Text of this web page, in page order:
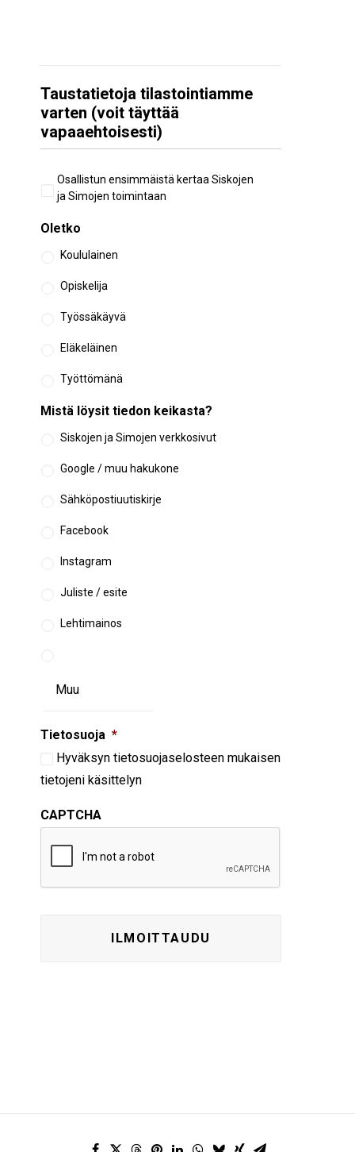
Taustatietoja tilastointiamme
varten (voit täyttää
vapaaehtoisesti)
Aiempi
osallistuminen
Osallistun ensimmäistä kertaa Siskojen
ja Simojen toimintaan
Oletko
Koululainen
Opiskelija
Työssäkäyvä
Eläkeläinen
Työttömänä
Mistä löysit tiedon keikasta?
Siskojen ja Simojen verkkosivut
Google / muu hakukone
Sähköpostiuutiskirje
Facebook
Instagram
Juliste / esite
Lehtimainos
Tietosuoja *
Hyväksyn tietosuojaselosteen mukaisen
tietojeni käsittelyn
CAPTCHA